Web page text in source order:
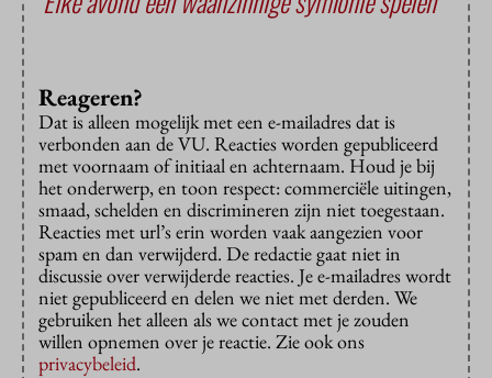
Reageren?
Dat is alleen mogelijk met een e-mailadres dat is
verbonden aan de VU. Reacties worden gepubliceerd
met voornaam of initiaal en achternaam. Houd je bij
het onderwerp, en toon respect: commerciële uitingen,
smaad, schelden en discrimineren zijn niet toegestaan.
Reacties met url’s erin worden vaak aangezien voor
spam en dan verwijderd. De redactie gaat niet in
discussie over verwijderde reacties. Je e-mailadres wordt
niet gepubliceerd en delen we niet met derden. We
gebruiken het alleen als we contact met je zouden
willen opnemen over je reactie. Zie ook ons
privacybeleid.